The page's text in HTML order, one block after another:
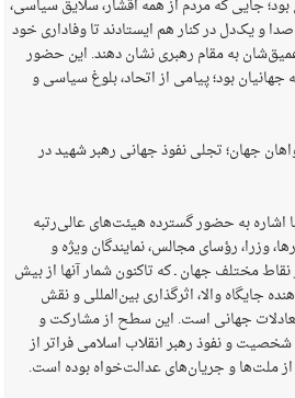
جایی که مردم از همه اقشار، سلایق سیاسی،
و یک‌دل در کنار هم ایستادند تا وفاداری خود
به مقام رهبری نشان دهند. این حضور
بود؛ پیامی از اتحاد، بلوغ سیاسی و
جهان؛ تجلی نفوذ جهانی رهبر شهید در
به حضور گسترده هیئت‌های عالی‌رتبه
وزرا، رؤسای مجالس، نمایندگان ویژه و
مختلف جهان ـ که تاکنون شمار آنها از بیش
جایگاه والا، اثرگذاری بین‌المللی و نقش
معادلات جهانی است. این سطح از مشارکت و
و نفوذ رهبر انقلاب اسلامی فراتر از
از ملت‌ها و جریان‌های عدالت‌خواه بوده است.